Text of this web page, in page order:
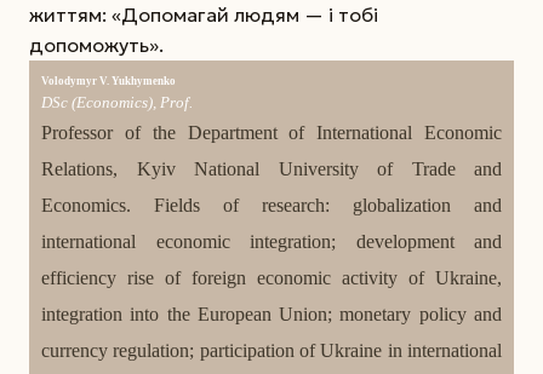
життям: «Допомагай людям — і тобі
допоможуть».
Volodymyr V. Yukhymenko
DSc (Economics), Prof.
Professor of the Department of International Economic
Relations, Kyiv National University of Trade and
Economics. Fields of research: globalization and
international economic integration; development and
efficiency rise of foreign economic activity of Ukraine,
integration into the European Union; monetary policy and
currency regulation; participation of Ukraine in international